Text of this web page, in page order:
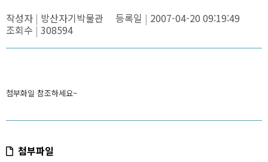
작성자 방산자기박물관 등록일
2007-04-20 09:19:49
조회수 308594
첨부화일 참조하세요~
첨부파일